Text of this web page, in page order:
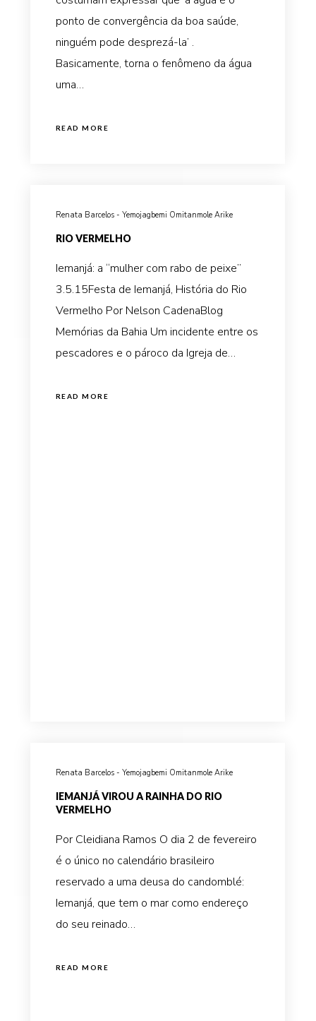
ponto de convergência da boa saúde,
ninguém pode desprezá-la’ .
Basicamente, torna o fenômeno da água
uma…
READ MORE
Renata Barcelos - Yemojagbemi Omitanmole Arike
RIO VERMELHO
Iemanjá: a “mulher com rabo de peixe”
3.5.15Festa de Iemanjá, História do Rio
Vermelho Por Nelson CadenaBlog
Memórias da Bahia Um incidente entre os
pescadores e o pároco da Igreja de…
READ MORE
Renata Barcelos - Yemojagbemi Omitanmole Arike
IEMANJÁ VIROU A RAINHA DO RIO
VERMELHO
Por Cleidiana Ramos O dia 2 de fevereiro
é o único no calendário brasileiro
reservado a uma deusa do candomblé:
Iemanjá, que tem o mar como endereço
do seu reinado…
READ MORE